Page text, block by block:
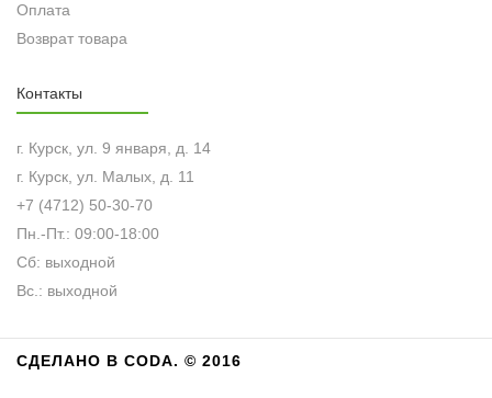
Оплата
Возврат товара
Контакты
г. Курск, ул. 9 января, д. 14
г. Курск, ул. Малых, д. 11
+7 (4712) 50-30-70
Пн.-Пт.: 09:00-18:00
Сб: выходной
Вс.: выходной
СДЕЛАНО В CODA. © 2016